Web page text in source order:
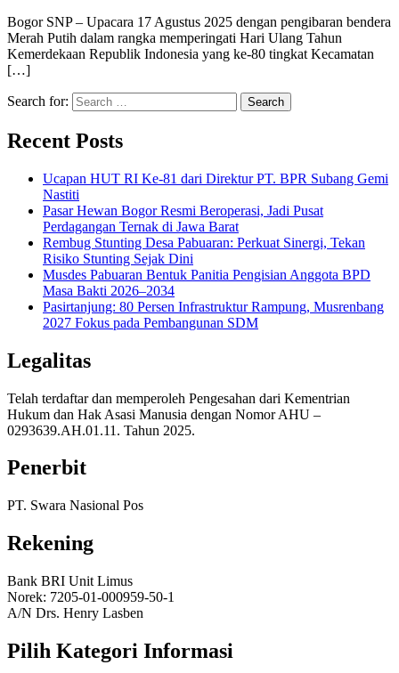
Bogor SNP – Upacara 17 Agustus 2025 dengan pengibaran bendera
Merah Putih dalam rangka memperingati Hari Ulang Tahun
Kemerdekaan Republik Indonesia yang ke-80 tingkat Kecamatan
[…]
Search for:
Recent Posts
Ucapan HUT RI Ke-81 dari Direktur PT. BPR Subang Gemi
Nastiti
Pasar Hewan Bogor Resmi Beroperasi, Jadi Pusat
Perdagangan Ternak di Jawa Barat
Rembug Stunting Desa Pabuaran: Perkuat Sinergi, Tekan
Risiko Stunting Sejak Dini
Musdes Pabuaran Bentuk Panitia Pengisian Anggota BPD
Masa Bakti 2026–2034
Pasirtanjung: 80 Persen Infrastruktur Rampung, Musrenbang
2027 Fokus pada Pembangunan SDM
Legalitas
Telah terdaftar dan memperoleh Pengesahan dari Kementrian
Hukum dan Hak Asasi Manusia dengan Nomor AHU –
0293639.AH.01.11. Tahun 2025.
Penerbit
PT. Swara Nasional Pos
Rekening
Bank BRI Unit Limus
Norek: 7205-01-000959-50-1
A/N Drs. Henry Lasben
Pilih Kategori Informasi